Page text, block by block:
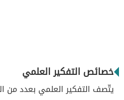
خصائص التفكير العلمي
يتّصف التفكير العلمي بعدد من